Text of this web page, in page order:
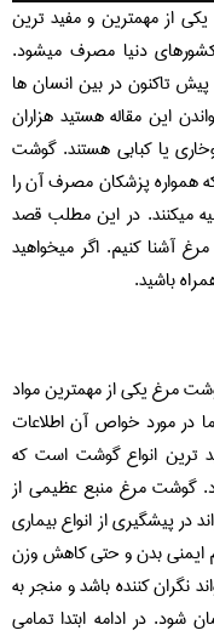
از مهمترین و مفید ترین
دنیا مصرف میشود.
تاکنون در بین انسان ها
این مقاله هستید هزاران
یا کبابی هستند. گوشت
همواره پزشکان مصرف آن را
میکنند. در این مطلب قصد
آشنا کنیم. اگر میخواهید
باشید.
مرغ یکی از مهمترین مواد
در مورد خواص آن اطلاعات
ترین انواع گوشت است که
گوشت مرغ منبع عظیمی از
در پیشگیری از انواع بیماری
ایمنی بدن و حتی کاهش وزن
نگران کننده باشد و منجر به
شود. در ادامه ابتدا تمامی